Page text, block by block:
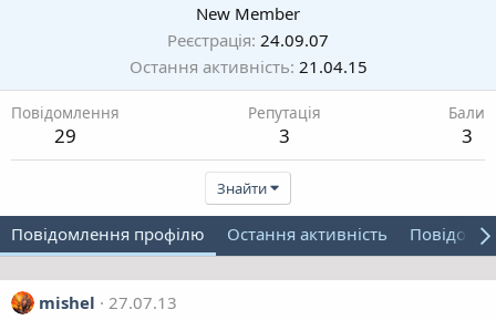
New Member
Реєстрація 24.09.07
Остання активність 21.04.15
Повідомлення
29
Репутація
3
Бали
3
Знайти
Повідомлення профілю Остання активність
mishel
27.07.13